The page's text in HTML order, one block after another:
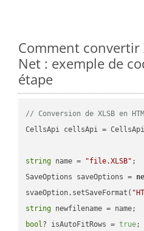
Comment convertir
Net : exemple de
étape
// Conversion de XLSB en
CellsApi cellsApi =
string name = "file.XLSB" ;
SaveOptions saveOptions =
svaeOption.setSaveFormat(
string
bool? isAutoFitRows = true